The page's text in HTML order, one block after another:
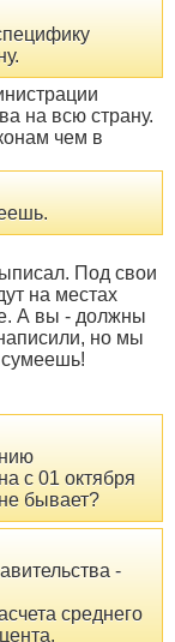
на всю страну.
чем в
Под свои
на местах
А вы - должны
но мы
сумеешь!
с 01 октября
бывает?
-
среднего